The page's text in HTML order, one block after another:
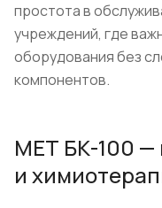
простота в
учреждений, где
оборудования без
компонентов.
МЕТ БК-100 —
и